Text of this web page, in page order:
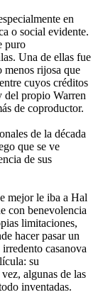
en
o social evidente.
puro
Una de ellas fue
menos rijosa que
cuyos créditos
del propio Warren
de coproductor.
de la década
que se ve
de sus
mejor le iba a Hal
con benevolencia
limitaciones,
hacer pasar un
casanova
su
algunas de las
inventadas.